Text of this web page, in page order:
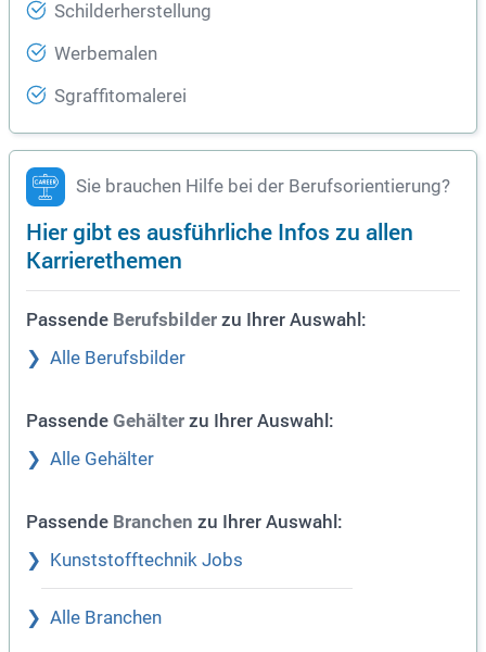
Schilderherstellung
Werbemalen
Sgraffitomalerei
Sie brauchen Hilfe bei der Berufsorientierung?
Hier gibt es ausführliche Infos zu allen
Karrierethemen
Passende Berufsbilder zu Ihrer Auswahl:
Alle Berufsbilder
Passende Gehälter zu Ihrer Auswahl:
Alle Gehälter
Passende Branchen zu Ihrer Auswahl:
Kunststofftechnik Jobs
Alle Branchen